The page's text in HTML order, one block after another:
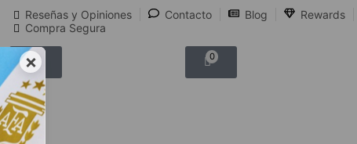
×
Reseñas y Opiniones Contacto Blog
Rewards
Compra Segura
0 0